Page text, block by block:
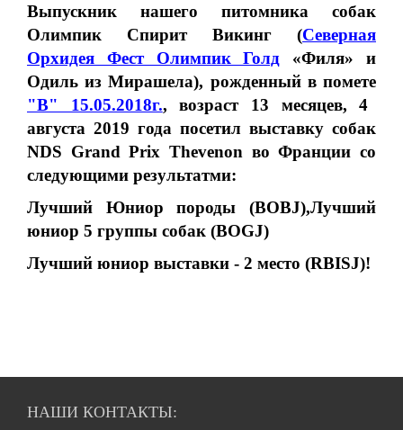
Выпускник нашего питомника собак
Олимпик Спирит Викинг (Северная
Орхидея Фест Олимпик Голд
«Филя» и
Одиль из Мирашела), рожденный в помете
"В" 15.05.2018г., возраст 13 месяцев, 4
августа 2019 года посетил выставку собак
NDS Grand Prix Thevenon во Франции со
следующими результатми:
Лучший Юниор породы (BOBJ),Лучший
юниор 5 группы собак (BOGJ)
Лучший юниор выставки - 2 место (RBISJ)!
НАШИ КОНТАКТЫ: